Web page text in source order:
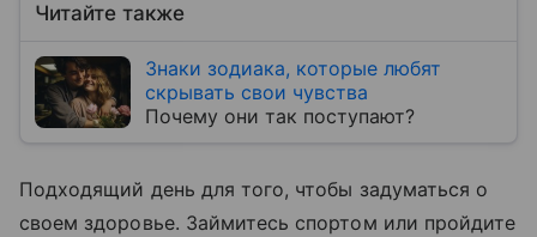
Читайте также
Знаки зодиака, которые любят
скрывать свои чувства
Почему они так поступают?
Подходящий день для того, чтобы задуматься о
своем здоровье. Займитесь спортом или пройдите